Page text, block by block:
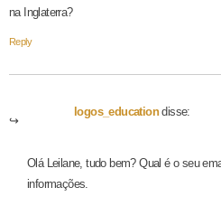
na Inglaterra?
Reply
logos_education disse:
Olá Leilane, tudo bem? Qual é o seu
informações.